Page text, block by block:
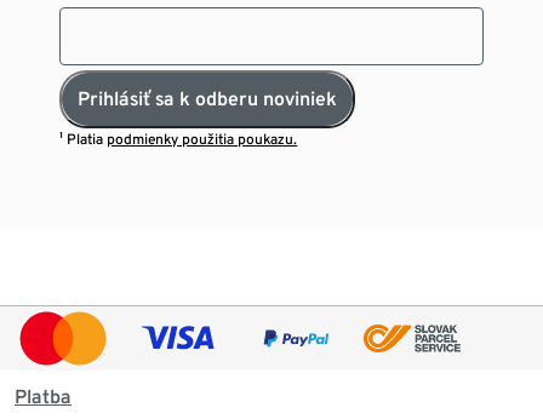
Prihlásiť sa k odberu noviniek
¹ Platia podmienky použitia poukazu.
Platba